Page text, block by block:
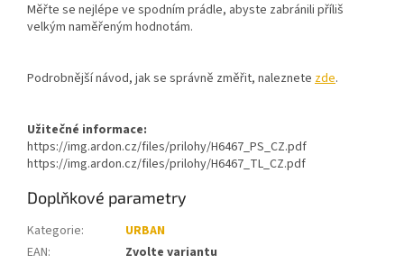
Měřte se nejlépe ve spodním prádle, abyste zabránili příliš
velkým naměřeným hodnotám.
Podrobnější návod, jak se správně změřit, naleznete zde.
Užitečné informace:
https://img.ardon.cz/files/prilohy/H6467_PS_CZ.pdf
https://img.ardon.cz/files/prilohy/H6467_TL_CZ.pdf
Doplňkové parametry
Kategorie:
URBAN
EAN:
Zvolte variantu